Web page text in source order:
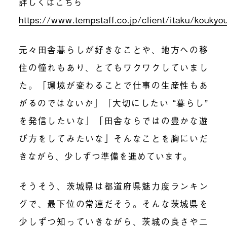
https://www.tempstaff.co.jp/client/itaku/
元々田舎暮らしが好きなことや、地方への移
住の憧れもあり、とてもワクワクしていまし
た。「環境が変わることで仕事の生産性もあ
がるのではないか」「大切にしたい “暮らし”
を発信したいな」「田舎ならではの豊かな遊
び方をしてみたいな」そんなことを胸にいだ
きながら、少しずつ準備を進めています。
そうそう、茨城県は都道府県魅力度ランキン
グで、最下位の常連だそう。そんな茨城県を
少しずつ知っていきながら、茨城の良さや二